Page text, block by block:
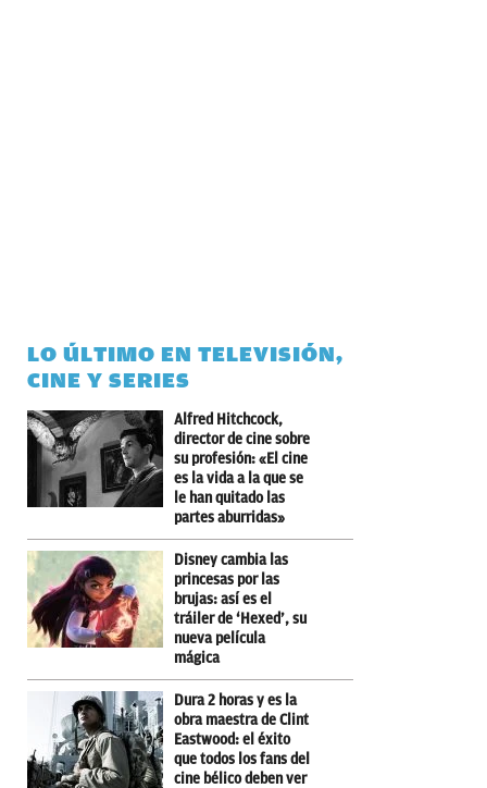
LO ÚLTIMO EN TELEVISIÓN,
CINE Y SERIES
Alfred Hitchcock,
director de cine sobre
su profesión: «El cine
es la vida a la que se
le han quitado las
partes aburridas»
Disney cambia las
princesas por las
brujas: así es el
tráiler de ‘Hexed’, su
nueva película
mágica
Dura 2 horas y es la
obra maestra de Clint
Eastwood: el éxito
que todos los fans del
cine bélico deben ver